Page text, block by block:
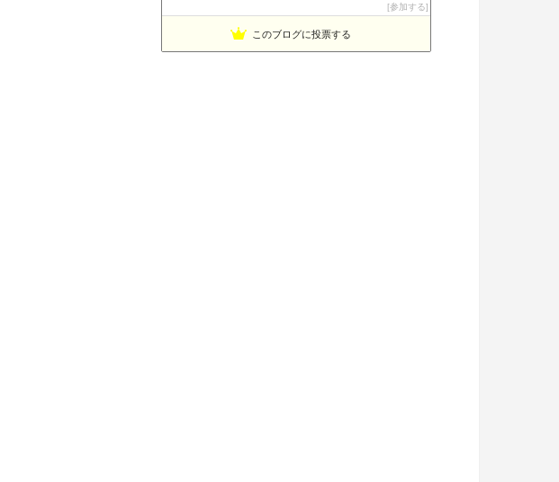
借金5000万円 崖っぷち社長の返済&スピリチュアル探訪記
参加する
このブログに投票する